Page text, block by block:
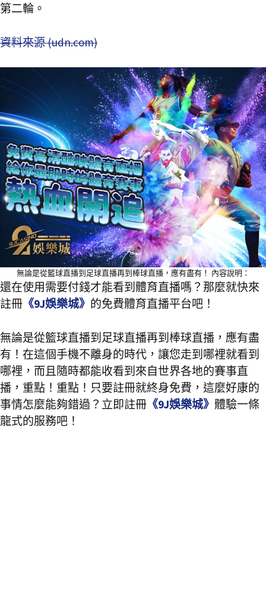
第二輪。
資料來源 (udn.com)
無論是從籃球直播到足球直播再到棒球直播，應有盡有！ 內容說明：
還在使用需要付錢才能看到體育直播嗎？那麼就快來
註冊 《9J娛樂城》 的免費體育直播平台吧！
無論是從籃球直播到足球直播再到棒球直播，應有盡
有！在這個手機不離身的時代，讓您走到哪裡就看到
哪裡，而且隨時都能收看到來自世界各地的賽事直
播，重點！重點！只要註冊就終身免費，這麼好康的
事情怎麼能夠錯過？立即註冊 《9J娛樂城》 體驗一條
龍式的服務吧！